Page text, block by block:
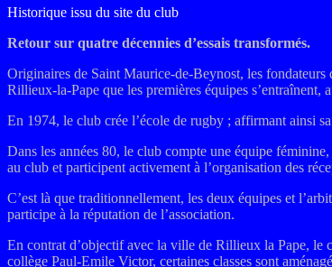
Historique issu du site du club
Retour sur quatre décennies d’essais transformés.
Originaires de Saint Maurice-de-Beynost, les fondateurs
Rillieux-la-Pape que les premières équipes s’entraînent,
En 1974, le club crée l’école de rugby ; affirmant ainsi
Dans les années 80, le club compte une équipe
au club et participent activement à l’organisation des
C’est là que traditionnellement, les deux équipes et
participe à la réputation de l’association.
En contrat d’objectif avec la ville de Rillieux la Pape, le
collège Paul-Emile Victor, certaines classes sont